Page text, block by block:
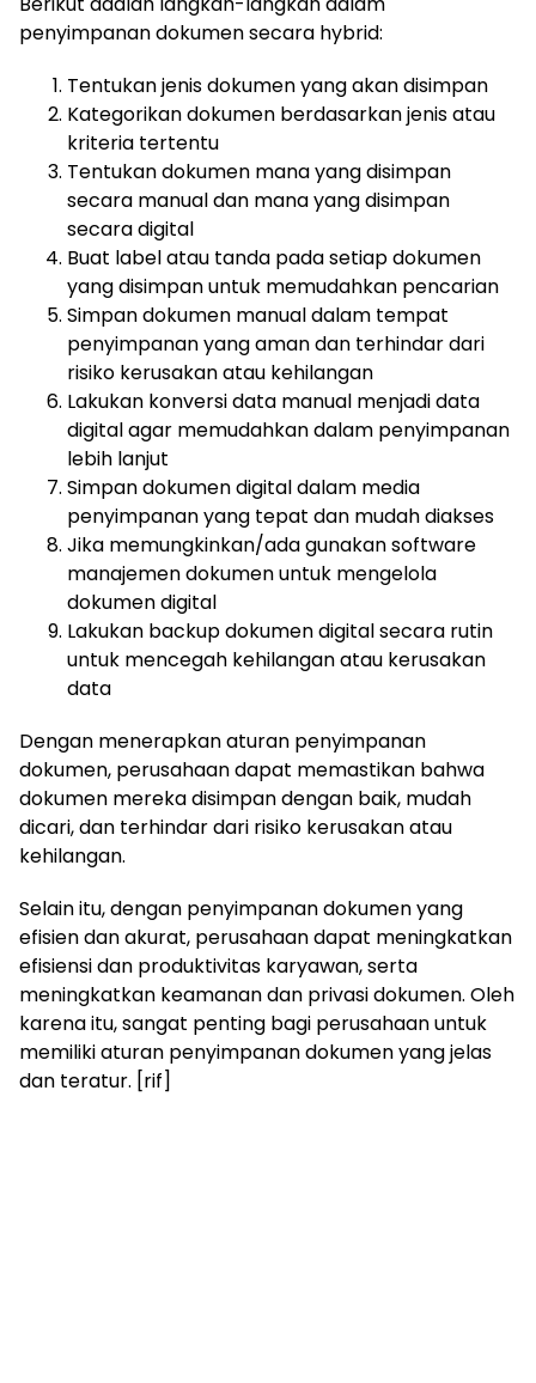
penyimpanan dokumen secara hybrid:
Tentukan jenis dokumen yang akan disimpan
Kategorikan dokumen berdasarkan jenis atau
kriteria tertentu
Tentukan dokumen mana yang disimpan
secara manual dan mana yang disimpan
secara digital
Buat label atau tanda pada setiap dokumen
yang disimpan untuk memudahkan pencarian
Simpan dokumen manual dalam tempat
penyimpanan yang aman dan terhindar dari
risiko kerusakan atau kehilangan
Lakukan konversi data manual menjadi data
digital agar memudahkan dalam penyimpanan
lebih lanjut
Simpan dokumen digital dalam media
penyimpanan yang tepat dan mudah diakses
Jika memungkinkan/ada gunakan software
manajemen dokumen untuk mengelola
dokumen digital
Lakukan backup dokumen digital secara rutin
untuk mencegah kehilangan atau kerusakan
data
Dengan menerapkan aturan penyimpanan
dokumen, perusahaan dapat memastikan bahwa
dokumen mereka disimpan dengan baik, mudah
dicari, dan terhindar dari risiko kerusakan atau
kehilangan.
Selain itu, dengan penyimpanan dokumen yang
efisien dan akurat, perusahaan dapat meningkatkan
efisiensi dan produktivitas karyawan, serta
meningkatkan keamanan dan privasi dokumen. Oleh
karena itu, sangat penting bagi perusahaan untuk
memiliki aturan penyimpanan dokumen yang jelas
dan teratur. [rif]